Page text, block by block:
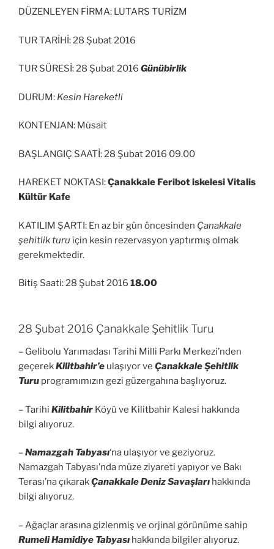
DÜZENLEYEN FİRMA: LUTARS TURİZM
TUR TARİHİ: 28 Şubat 2016
TUR SÜRESİ: 28 Şubat 2016 Günübirlik
DURUM: Kesin Hareketli
KONTENJAN: Müsait
BAŞLANGIÇ SAATİ: 28 Şubat 2016 09.00
HAREKET NOKTASI:Çanakkale Feribot iskelesi Vitalis
Kültür Kafe
KATILIM ŞARTI: En az bir gün öncesinden Çanakkale
şehitlik turu için kesin rezervasyon yaptırmış olmak
gerekmektedir.
Bitiş Saati: 28 Şubat 2016 18.00
28 Şubat 2016 Çanakkale Şehitlik Turu
– Gelibolu Yarımadası Tarihi Milli Parkı Merkezi’nden
geçerekKilitbahir’e ulaşıyor ve Çanakkale Şehitlik
Turu programımızın gezi güzergahına başlıyoruz.
– Tarihi Kilitbahir Köyü ve Kilitbahir Kalesi hakkında
bilgi alıyoruz.
–Namazgah Tabyası‘na ulaşıyor ve geziyoruz.
Namazgah Tabyası’nda müze ziyareti yapıyor ve Bakı
Terası’na çıkarakÇanakkale Deniz Savaşları hakkında
bilgi alıyoruz.
– Ağaçlar arasına gizlenmiş ve orjinal görünüme sahip
Rumeli Hamidiye Tabyası hakkında bilgiler alıyoruz.